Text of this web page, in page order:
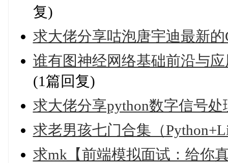
复)
求大佬分享咕泡唐宇迪最新
谁有图神经网络基础前沿与
(1篇回复)
求大佬分享python数字信号
求老男孩七门合集（
求mk【前端模拟面试：给你